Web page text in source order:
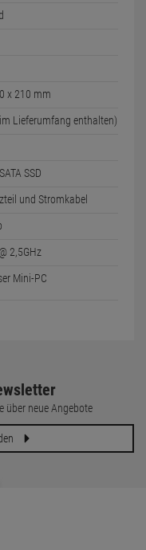
x 210 mm
Lieferumfang enthalten)
SSD
und Stromkabel
2,5GHz
Mini-PC
über neue Angebote